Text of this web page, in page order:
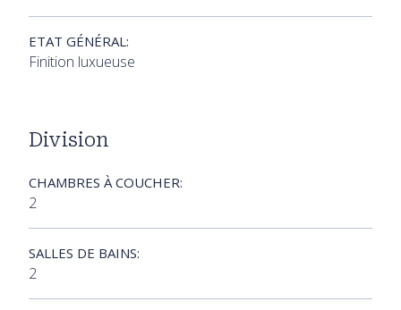
ETAT GÉNÉRAL:
Finition luxueuse
Division
CHAMBRES À COUCHER:
2
SALLES DE BAINS:
2